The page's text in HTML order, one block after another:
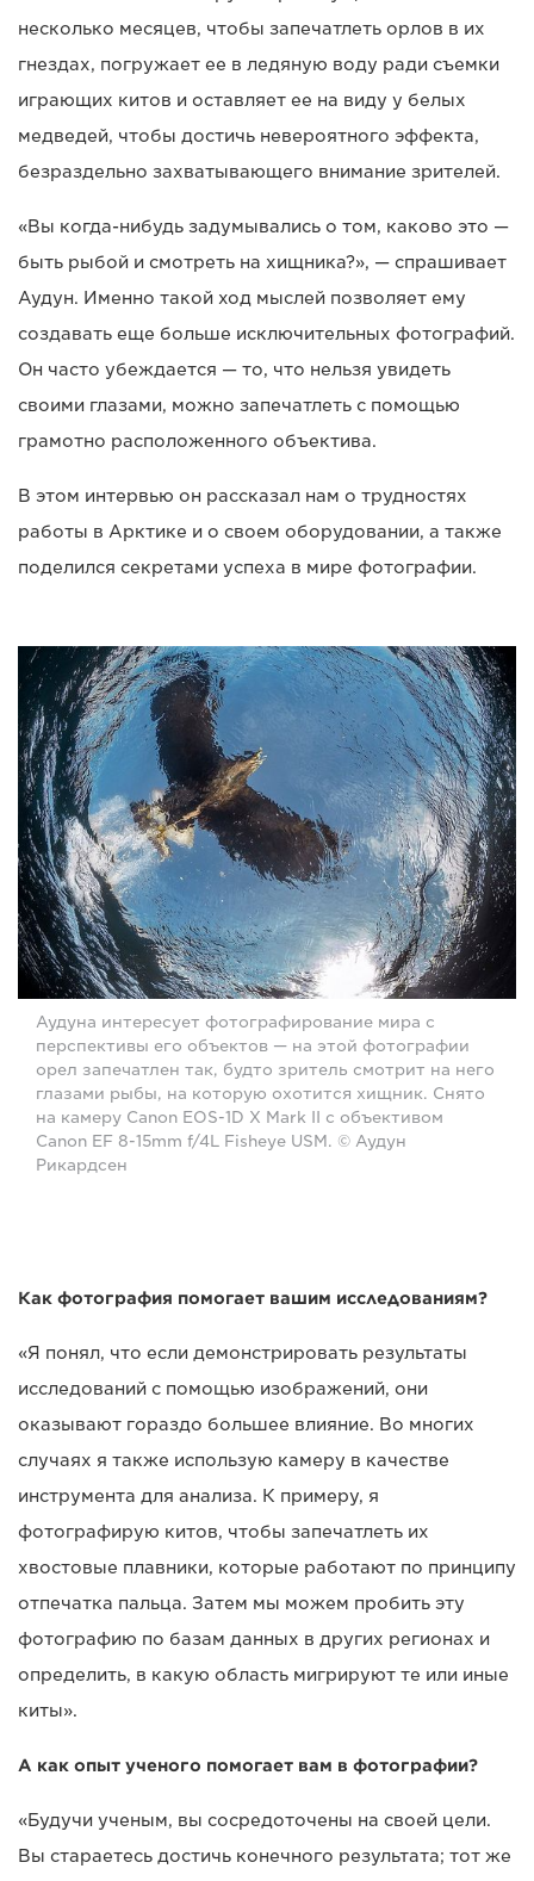
несколько месяцев, чтобы запечатлеть орлов в их
гнездах, погружает ее в ледяную воду ради съемки
играющих китов и оставляет ее на виду у белых
медведей, чтобы достичь невероятного эффекта,
безраздельно захватывающего внимание зрителей.
«Вы когда-нибудь задумывались о том, каково это —
быть рыбой и смотреть на хищника?», — спрашивает
Аудун. Именно такой ход мыслей позволяет ему
создавать еще больше исключительных фотографий.
Он часто убеждается — то, что нельзя увидеть
своими глазами, можно запечатлеть с помощью
грамотно расположенного объектива.
В этом интервью он рассказал нам о трудностях
работы в Арктике и о своем оборудовании, а также
поделился секретами успеха в мире фотографии.
Аудуна интересует фотографирование мира с
перспективы его объектов — на этой фотографии
орел запечатлен так, будто зритель смотрит на него
глазами рыбы, на которую охотится хищник. Снято
на камеру Canon EOS-1D X Mark II с объективом
Canon EF 8-15mm f/4L Fisheye USM. © Аудун
Рикардсен
Как фотография помогает вашим исследованиям?
«Я понял, что если демонстрировать результаты
исследований с помощью изображений, они
оказывают гораздо большее влияние. Во многих
случаях я также использую камеру в качестве
инструмента для анализа. К примеру, я
фотографирую китов, чтобы запечатлеть их
хвостовые плавники, которые работают по принципу
отпечатка пальца. Затем мы можем пробить эту
фотографию по базам данных в других регионах и
определить, в какую область мигрируют те или иные
киты».
А как опыт ученого помогает вам в фотографии?
«Будучи ученым, вы сосредоточены на своей цели.
Вы стараетесь достичь конечного результата; тот же